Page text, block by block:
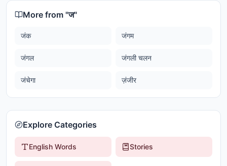
More from "ज"
जंक जंगम
जंगल जंगली चलन
जंचेगा ज़ंजीर
Explore Categories
English Words Stories